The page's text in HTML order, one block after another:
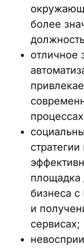
более
отличное
площадка
бизнеса с
и
сервисах;